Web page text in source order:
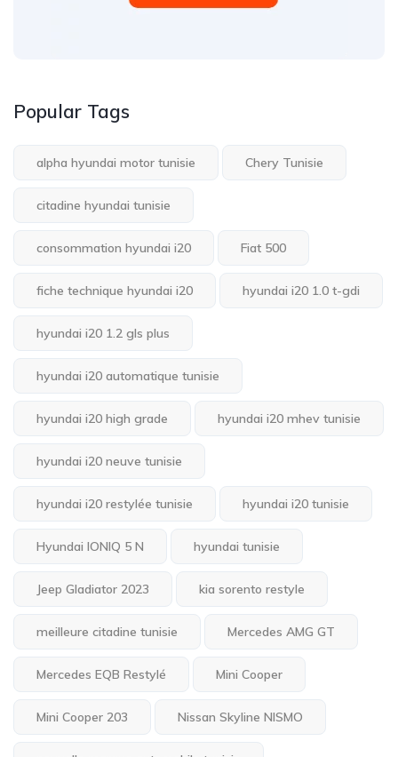
Popular Tags
alpha hyundai motor tunisie Chery Tunisie
citadine hyundai tunisie
consommation hyundai i20 Fiat 500
fiche technique hyundai i20 hyundai i20 1.0 t-gdi
hyundai i20 1.2 gls plus
hyundai i20 automatique tunisie
hyundai i20 high grade hyundai i20 mhev tunisie
hyundai i20 neuve tunisie
hyundai i20 restylée tunisie hyundai i20 tunisie
Hyundai IONIQ 5 N hyundai tunisie
Jeep Gladiator 2023 kia sorento restyle
meilleure citadine tunisie Mercedes AMG GT
Mercedes EQB Restylé Mini Cooper
Mini Cooper 203 Nissan Skyline NISMO